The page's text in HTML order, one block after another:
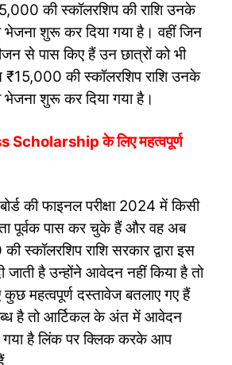
की स्कॉलरशिप की राशि उनके
भेजना शुरू कर दिया गया है। वहीं जिन
से पास किए हैं उन छात्रों को भी
₹15,000 की स्कॉलरशिप राशि उनके
भेजना शुरू कर दिया गया है।
Scholarship के लिए महत्वपूर्ण
की फाइनल परीक्षा 2024 में किसी
पूर्वक पास कर चुके हैं और वह अब
स्कॉलरशिप राशि सरकार द्वारा इस
जाती है उन्होंने आवेदन नहीं किया है तो
महत्वपूर्ण दस्तावेज बतलाए गए हैं
है तो आर्टिकल के अंत में आवेदन
गया है लिंक पर क्लिक करके आप